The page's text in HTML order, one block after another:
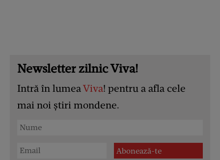
Newsletter zilnic Viva!
Intră în lumeaViva! pentru a afla cele
mai noi știri mondene.